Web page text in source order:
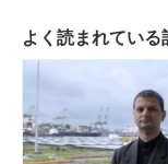
よく読まれている